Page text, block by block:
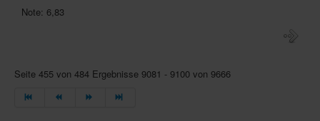
Note: 6,83
Seite 455 von 484 Ergebnisse 9081 - 9100 von 9666